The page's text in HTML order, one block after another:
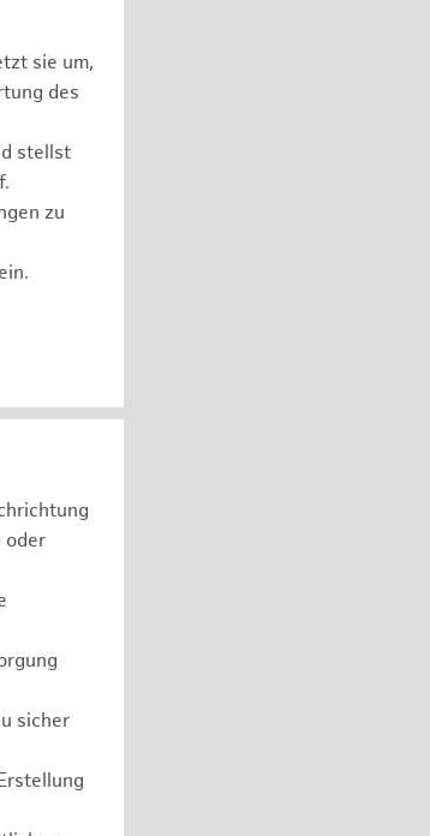
sie um,
des
stellst
zu
oder
sicher